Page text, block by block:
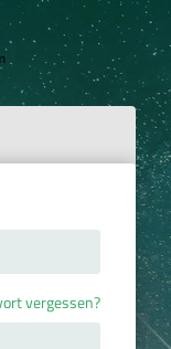
vergessen?